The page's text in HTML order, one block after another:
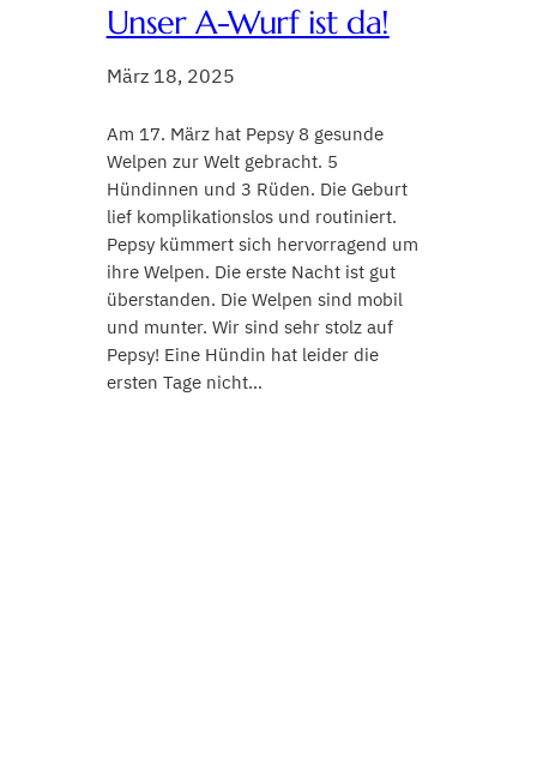
Unser A-Wurf ist da!
März 18, 2025
Am 17. März hat Pepsy 8 gesunde
Welpen zur Welt gebracht. 5
Hündinnen und 3 Rüden. Die Geburt
lief komplikationslos und routiniert.
Pepsy kümmert sich hervorragend um
ihre Welpen. Die erste Nacht ist gut
überstanden. Die Welpen sind mobil
und munter. Wir sind sehr stolz auf
Pepsy! Eine Hündin hat leider die
ersten Tage nicht…